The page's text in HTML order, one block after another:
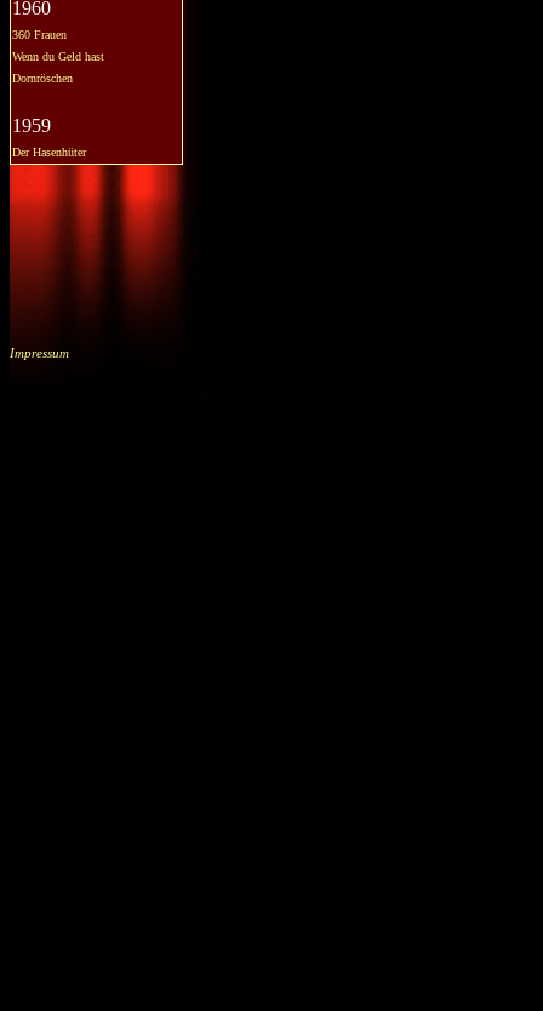
1960
360 Frauen
Wenn du Geld hast
Dornröschen
1959
Der Hasenhüter
Impressum